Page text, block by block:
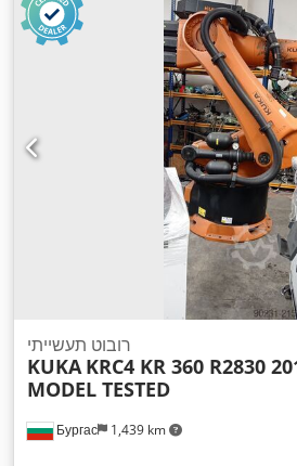
Бургас 1,439 km
רובוט תעשייתי
KUKA KRC4 KR 360 R2830
MODEL TESTED